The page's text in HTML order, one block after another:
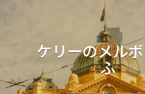
ケリーのメル
ふ